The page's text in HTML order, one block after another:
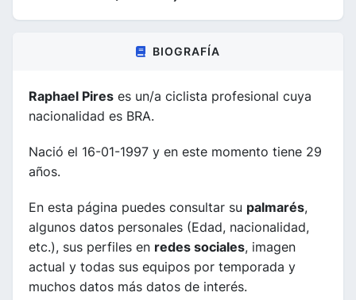
BIOGRAFÍA
Raphael Pires es un/a ciclista profesional cuya
nacionalidad es BRA.
Nació el 16-01-1997 y en este momento tiene 29
años.
En esta página puedes consultar su palmarés,
algunos datos personales (Edad, nacionalidad,
etc.), sus perfiles en redes sociales, imagen
actual y todas sus equipos por temporada y
muchos datos más datos de interés.